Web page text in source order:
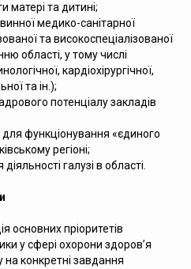
матері та дитині;
медико-санітарної
та високоспеціалізованої
області, у тому числі
кардіохірургічної,
та ін.);
потенціалу закладів
функціонування «єдиного
регіоні;
галузі в області.
основних пріоритетів
у сфері охорони здоров’я
на конкретні завдання